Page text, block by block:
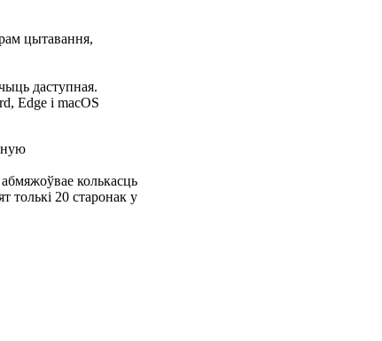
цытавання,
даступная.
Edge і macOS
колькасць
толькі 20 старонак у